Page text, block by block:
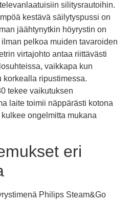
silitysrautoihin.
kestävä säilytyspussi on
jäähtynytkin höyrystin on
pelkoa muiden tavaroiden
virtajohto antaa riittävästi
vaikkapa kun
korkealla ripustimessa.
tekee vaikutuksen
laite toimii näppärästi kotona
ongelmitta mukana
eri
Philips Steam&Go